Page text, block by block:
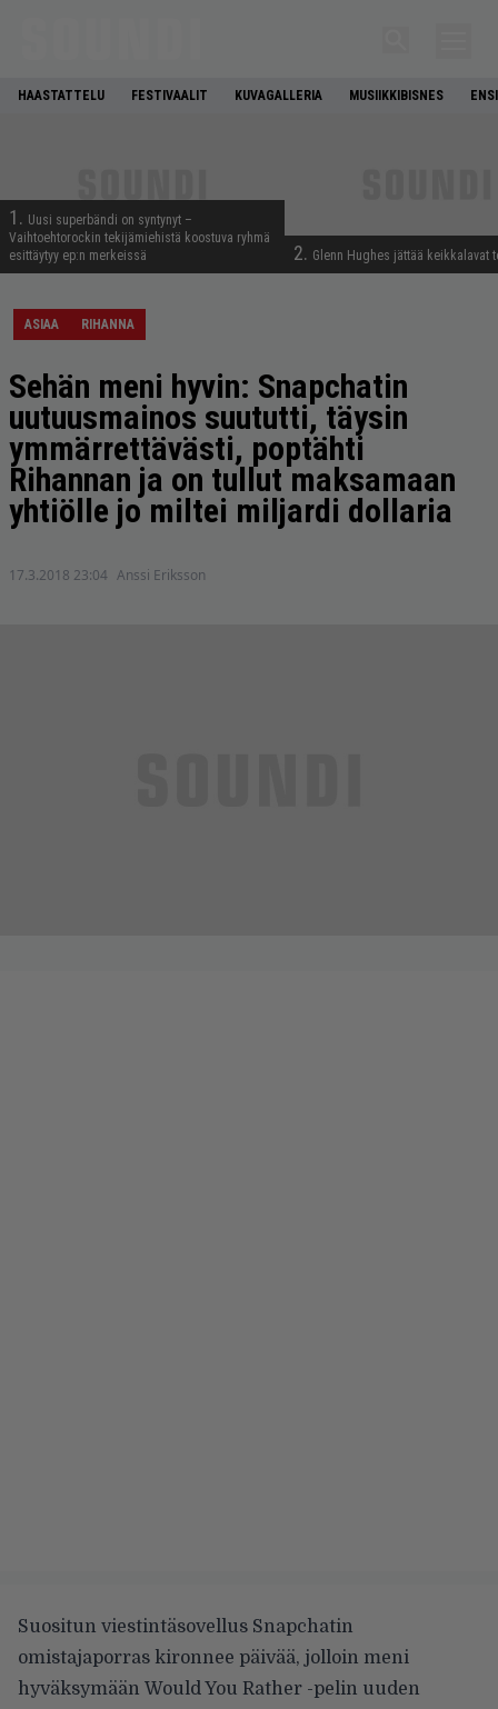
HAASTATTELU FESTIVAALIT KUVAGALLERIA MUSIIKKIBISNES
1. Uusi superbändi on syntynyt –
Vaihtoehtorockin tekijämiehistä koostuva ryhmä
esittäytyy ep:n merkeissä
2. Glenn Hughes jättää keikkalavat
ASIAA RIHANNA
Sehän meni hyvin: Snapchatin
uutuusmainos suututti, täysin
ymmärrettävästi, poptähti
Rihannan ja on tullut maksamaan
yhtiölle jo miltei miljardi dollaria
17.3.2018 23:04 Anssi Eriksson
Suositun viestintäsovellus Snapchatin
omistajaporras kironnee päivää, jolloin meni
hyväksymään Would You Rather -pelin uuden